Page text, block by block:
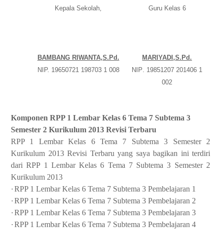
Kepala Sekolah,
BAMBANG RIWANTA,S.Pd.
NIP. 19650721 198703 1 008
Guru Kelas 6
MARIYADI ,S.Pd.
NIP. 19851207 201406 1
002
Komponen RPP 1 Lembar Kelas 6 Tema 7 Subtema 3
Semester 2 Kurikulum 2013 Revisi Terbaru
RPP 1 Lembar Kelas 6 Tema 7 Subtema 3 Semester 2
Kurikulum 2013 Revisi Terbaru yang saya bagikan ini terdiri
dari RPP 1 Lembar Kelas 6 Tema 7 Subtema 3 Semester 2
Kurikulum 2013
·RPP 1 Lembar Kelas 6 Tema 7 Subtema 3 Pembelajaran 1
·RPP 1 Lembar Kelas 6 Tema 7 Subtema 3 Pembelajaran 2
·RPP 1 Lembar Kelas 6 Tema 7 Subtema 3 Pembelajaran 3
·RPP 1 Lembar Kelas 6 Tema 7 Subtema 3 Pembelajaran 4